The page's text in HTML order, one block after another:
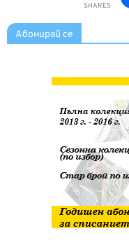
SHARES
Абонирай се